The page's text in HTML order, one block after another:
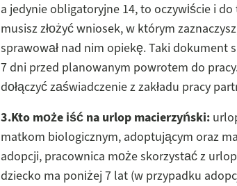
a jedynie obligatoryjne 14, to oczywiście i
musisz złożyć wniosek, w którym
sprawował nad nim opiekę. Taki dokument
7 dni przed planowanym powrotem do
dołączyć zaświadczenie z zakładu pracy
3.Kto może iść na urlop macierzyński:
matkom biologicznym, adoptującym oraz
adopcji, pracownica może skorzystać z
dziecko ma poniżej 7 lat (w przypadku